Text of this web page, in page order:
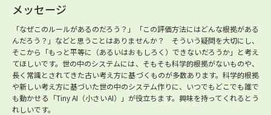
メッセージ
「なぜこのルールがあるのだろう？」「この評価方法にはどんな根拠がある
んだろう？」などと思うことはありませんか？ そういう疑問を大切にし、
そこから「もっと平等に（あるいはおもしろく）できないだろうか」と考え
てほしいです。世の中のシステムには、そもそも科学的根拠がないものや、
長く常識とされてきた古い考え方に基づくものが多数あります。科学的根拠
や新しい考え方に基づいた世の中のシステム作りに、いつでもどこでも誰で
も動かせる「Tiny AI（小さいAI）」が役立ちます。興味を持ってくれるとう
れしいです。